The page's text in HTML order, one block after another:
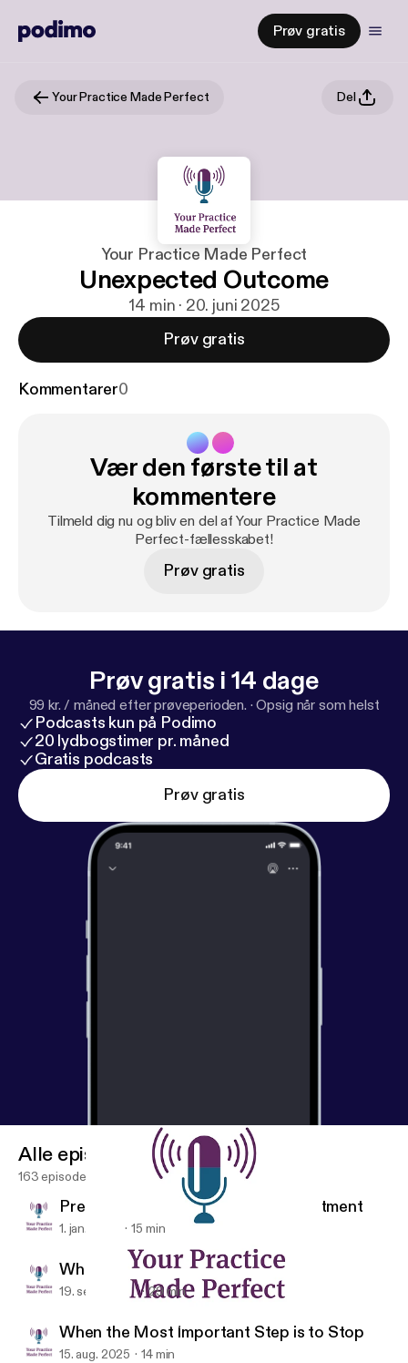
Prøv gratis
Your Practice Made Perfect Del
Your Practice Made Perfect
Unexpected Outcome
14 min · 20. juni 2025
Prøv gratis
Kommentarer0
Vær den første til at
kommentere
Tilmeld dig nu og bliv en del af Your Practice Made
Perfect-fællesskabet!
Prøv gratis
Prøv gratis i 14 dage
99 kr. / måned efter prøveperioden. ·Opsig når som helst
Podcasts kun på Podimo
20 lydbogstimer pr. måned
Gratis podcasts
Prøv gratis
Your Practice Made Perfect
Alle episoder
163 episoder
Precision Relief: Targeted Pain Treatment
1. jan. 2026 15 min
Where AI Meets Medicine
19. sept. 2025 29 min
When the Most Important Step is to Stop
15. aug. 2025 14 min